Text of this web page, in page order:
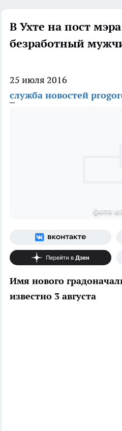
В Ухте на пост
безработный
25 июля 2016
служба новостей
фото
Имя нового
известно 3 августа